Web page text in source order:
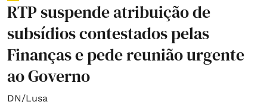
RTP suspende atribuição de
subsídios contestados pelas
Finanças e pede reunião urgente
ao Governo
DN/Lusa